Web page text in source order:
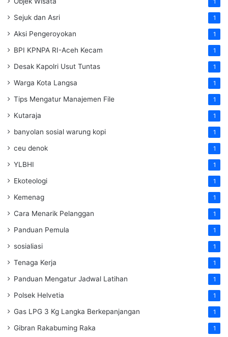
Sejuk dan Asri 1
Aksi Pengeroyokan 1
BPI KPNPA RI-Aceh Kecam 1
Desak Kapolri Usut Tuntas 1
Warga Kota Langsa 1
Tips Mengatur Manajemen File 1
Kutaraja 1
banyolan sosial warung kopi 1
ceu denok 1
YLBHI 1
Ekoteologi 1
Kemenag 1
Cara Menarik Pelanggan 1
Panduan Pemula 1
sosialiasi 1
Tenaga Kerja 1
Panduan Mengatur Jadwal Latihan 1
Polsek Helvetia 1
Gas LPG 3 Kg Langka Berkepanjangan 1
Gibran Rakabuming Raka 1